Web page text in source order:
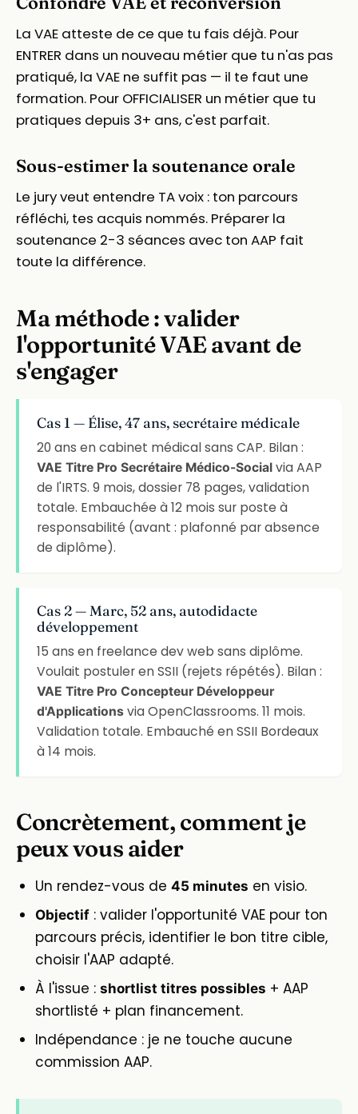
La VAE atteste de ce que tu fais déjà. Pour
ENTRER dans un nouveau métier que tu n'as pas
pratiqué, la VAE ne suffit pas — il te faut une
formation. Pour OFFICIALISER un métier que tu
pratiques depuis 3+ ans, c'est parfait.
Sous-estimer la soutenance orale
Le jury veut entendre TA voix : ton parcours
réfléchi, tes acquis nommés. Préparer la
soutenance 2-3 séances avec ton AAP fait
toute la différence.
Ma méthode : valider
l'opportunité VAE avant de
s'engager
Cas 1 — Élise, 47 ans, secrétaire médicale
20 ans en cabinet médical sans CAP. Bilan :
VAE Titre Pro Secrétaire Médico-Social via AAP
de l'IRTS. 9 mois, dossier 78 pages, validation
totale. Embauchée à 12 mois sur poste à
responsabilité (avant : plafonné par absence
de diplôme).
Cas 2 — Marc, 52 ans, autodidacte
développement
15 ans en freelance dev web sans diplôme.
Voulait postuler en SSII (rejets répétés). Bilan :
VAE Titre Pro Concepteur Développeur
d'Applications via OpenClassrooms. 11 mois.
Validation totale. Embauché en SSII Bordeaux
à 14 mois.
Concrètement, comment je
peux vous aider
Un rendez-vous de 45 minutes en visio.
Objectif : valider l'opportunité VAE pour ton
parcours précis, identifier le bon titre cible,
choisir l'AAP adapté.
À l'issue : shortlist titres possibles + AAP
shortlisté + plan financement.
Indépendance : je ne touche aucune
commission AAP.